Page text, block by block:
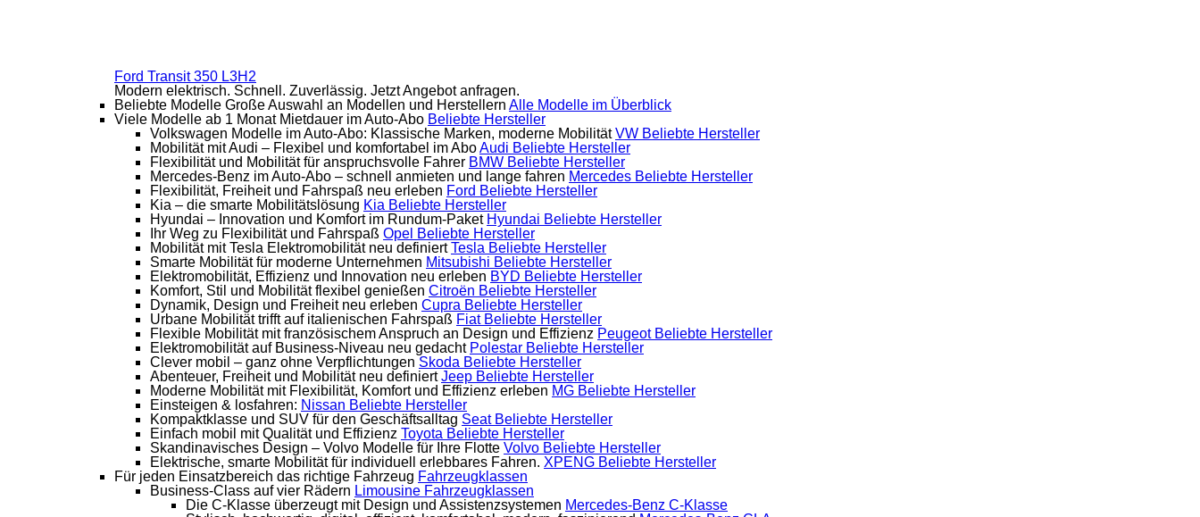
Ford Transit 350 L3H2
Modern elektrisch. Schnell. Zuverlässig. Jetzt Angebot anfragen.
Beliebte Modelle Große Auswahl an Modellen und Herstellern Alle Modelle im Überblick
Viele Modelle ab 1 Monat Mietdauer im Auto-Abo Beliebte Hersteller
Volkswagen Modelle im Auto-Abo: Klassische Marken, moderne Mobilität VW Beliebte Hersteller
Mobilität mit Audi – Flexibel und komfortabel im AboAudi Beliebte Hersteller
Flexibilität und Mobilität für anspruchsvolle Fahrer BMW Beliebte Hersteller
Mercedes-Benz im Auto-Abo – schnell anmieten und lange fahren Mercedes Beliebte Hersteller
Flexibilität, Freiheit und Fahrspaß neu erleben Ford Beliebte Hersteller
Kia – die smarte Mobilitätslösung Kia Beliebte Hersteller
Hyundai – Innovation und Komfort im Rundum-Paket Hyundai Beliebte Hersteller
Ihr Weg zu Flexibilität und Fahrspaß Opel Beliebte Hersteller
Mobilität mit Tesla Elektromobilität neu definiert Tesla Beliebte Hersteller
Smarte Mobilität für moderne Unternehmen Mitsubishi Beliebte Hersteller
Elektromobilität, Effizienz und Innovation neu erleben BYD Beliebte Hersteller
Komfort, Stil und Mobilität flexibel genießen Citroën Beliebte Hersteller
Dynamik, Design und Freiheit neu erleben Cupra Beliebte Hersteller
Urbane Mobilität trifft auf italienischen Fahrspaß Fiat Beliebte Hersteller
Flexible Mobilität mit französischem Anspruch an Design und Effizienz Peugeot Beliebte Hersteller
Elektromobilität auf Business-Niveau neu gedacht Polestar Beliebte Hersteller
Clever mobil – ganz ohne Verpflichtungen Skoda Beliebte Hersteller
Abenteuer, Freiheit und Mobilität neu definiert Jeep Beliebte Hersteller
Moderne Mobilität mit Flexibilität, Komfort und Effizienz erleben MG Beliebte Hersteller
Einsteigen & losfahren: Nissan Beliebte Hersteller
Kompaktklasse und SUV für den Geschäftsalltag Seat Beliebte Hersteller
Einfach mobil mit Qualität und Effizienz Toyota Beliebte Hersteller
Skandinavisches Design – Volvo Modelle für Ihre Flotte Volvo Beliebte Hersteller
Elektrische, smarte Mobilität für individuell erlebbares Fahren. XPENG Beliebte Hersteller
Für jeden Einsatzbereich das richtige Fahrzeug Fahrzeugklassen
Business-Class auf vier Rädern Limousine Fahrzeugklassen
Die C-Klasse überzeugt mit Design und Assistenzsystemen Mercedes-Benz C-Klasse